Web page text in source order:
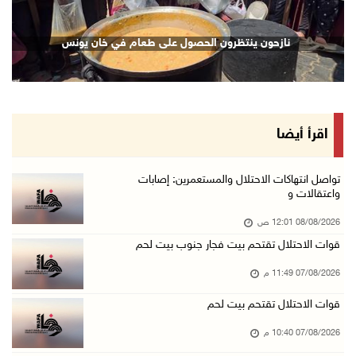
07/آب/2026 08:48 م
نادي الأسير: تجديد أمرَ منع زيارات الأسرى إجر ...
07/آب/2026 08:24 م
مستعمرون يهاجمون قرية أبو نجيم ويصيبون مواطني ...
مستعمرون يهاجمون مساكن المواطنين في خربة الحم ...
بعد تجديد منع زيارات المعتقلين: أبو الحمص يدع ...
الرئاسة ترحب بإطلاق السعودية التحالف البحري ا ...
07/آب/2026 06:17 م
(محدث) نابلس: إصابة مواطن واعتقاله إثر هجوم ل ...
07/آب/2026 06:04 م
الرئاسة ترحب باتفاقية مكة للدفاع المشترك بين ...
نازحون ينتظرون الحصول على طعام في خان يونس
اقرأ أيضا
تواصل انتهاكات الاحتلال والمستعمرين: إصابات
واعتقالات و
08/08/2026 12:01 ص
قوات الاحتلال تقتحم بيت فجار جنوب بيت لحم
07/08/2026 11:49 م
قوات الاحتلال تقتحم بيت لحم
07/08/2026 10:40 م